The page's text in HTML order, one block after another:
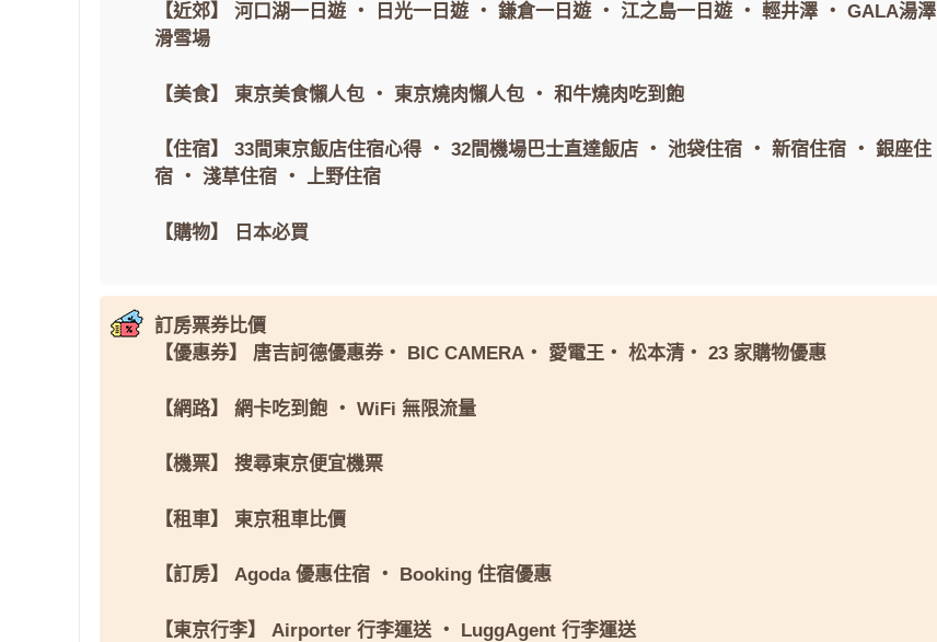
【近郊】 河口湖一日遊・ 日光一日遊・ 鎌倉一日遊・ 江之島一日遊・ 輕井澤 ・ GALA湯澤
滑雪場
【美食】 東京美食懶人包 ・ 東京燒肉懶人包 ・ 和牛燒肉吃到飽
【住宿】 33間東京飯店住宿心得 ・ 32間機場巴士直達飯店 ・ 池袋住宿 ・ 新宿住宿 ・ 銀座住
宿 ・ 淺草住宿 ・ 上野住宿
【購物】 日本必買
訂房票券比價
【優惠券】
唐吉訶德優惠券・ BIC CAMERA ・ 愛電王 ・ 松本清 ・ 23 家購物優惠
【網路】 網卡吃到飽 ・ WiFi 無限流量
【機票】 搜尋東京便宜機票
【租車】 東京租車比價
【訂房】 Agoda 優惠住宿 ・ Booking 住宿優惠
【東京行李】 Airporter 行李運送 ・ LuggAgent 行李運送